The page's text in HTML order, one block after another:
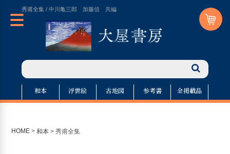
秀甫全集 / 中川亀三郎 加藤信 共編
和本 浮世絵 古地図 参考書 全掲載品
HOME >和本 >秀甫全集